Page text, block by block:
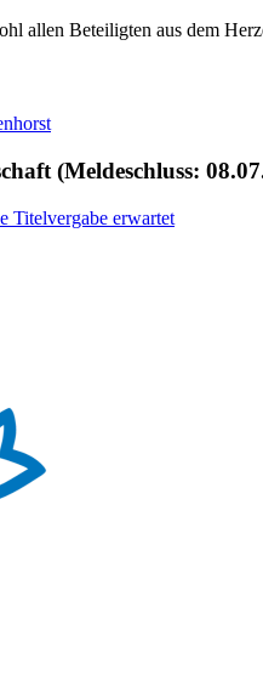
allen Beteiligten aus dem
(Meldeschluss:
Titelvergabe erwartet